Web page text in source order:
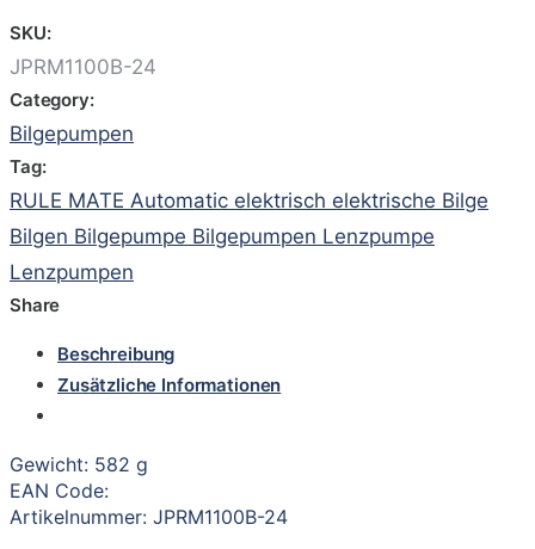
SKU:
JPRM1100B-24
Category:
Bilgepumpen
Tag:
RULE MATE Automatic elektrisch elektrische Bilge
Bilgen Bilgepumpe Bilgepumpen Lenzpumpe
Lenzpumpen
Share
Beschreibung
Zusätzliche Informationen
Gewicht: 582 g
EAN Code:
Artikelnummer: JPRM1100B-24